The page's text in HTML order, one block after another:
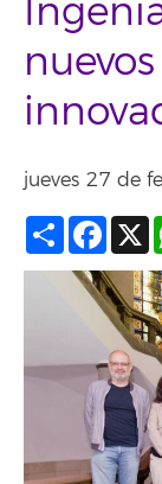
jueves 27 de
CompartirX